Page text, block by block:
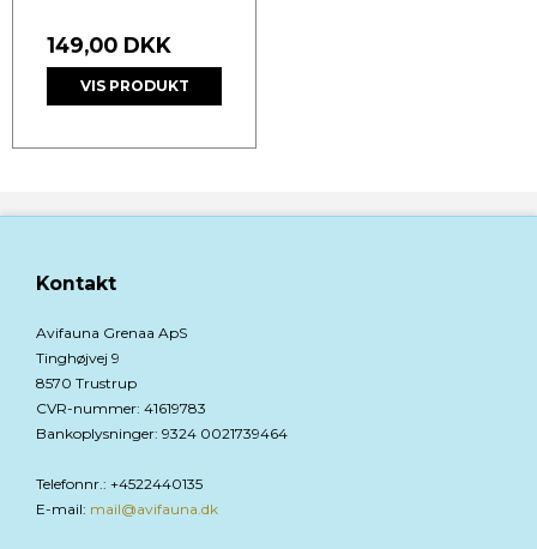
149,00 DKK
VIS PRODUKT
Kontakt
Avifauna Grenaa ApS
Tinghøjvej 9
8570 Trustrup
CVR-nummer: 41619783
Bankoplysninger: 9324 0021739464
Telefonnr.: +4522440135
E-mail: mail@avifauna.dk